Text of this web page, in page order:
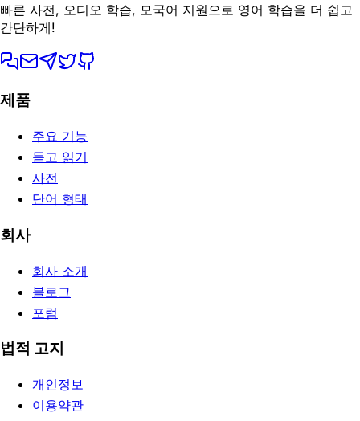
빠른 사전, 오디오 학습, 모국어 지원으로 영어 학습을 더 쉽고
간단하게!
제품
주요 기능
듣고 읽기
사전
단어 형태
회사
회사 소개
블로그
포럼
법적 고지
개인정보
이용약관